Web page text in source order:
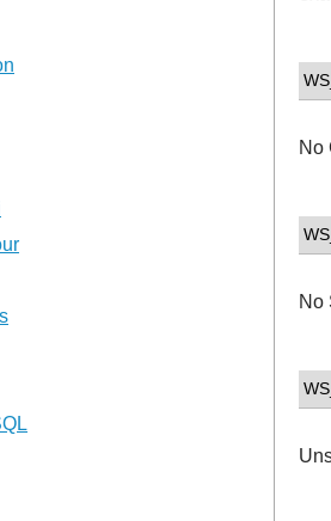
No
No